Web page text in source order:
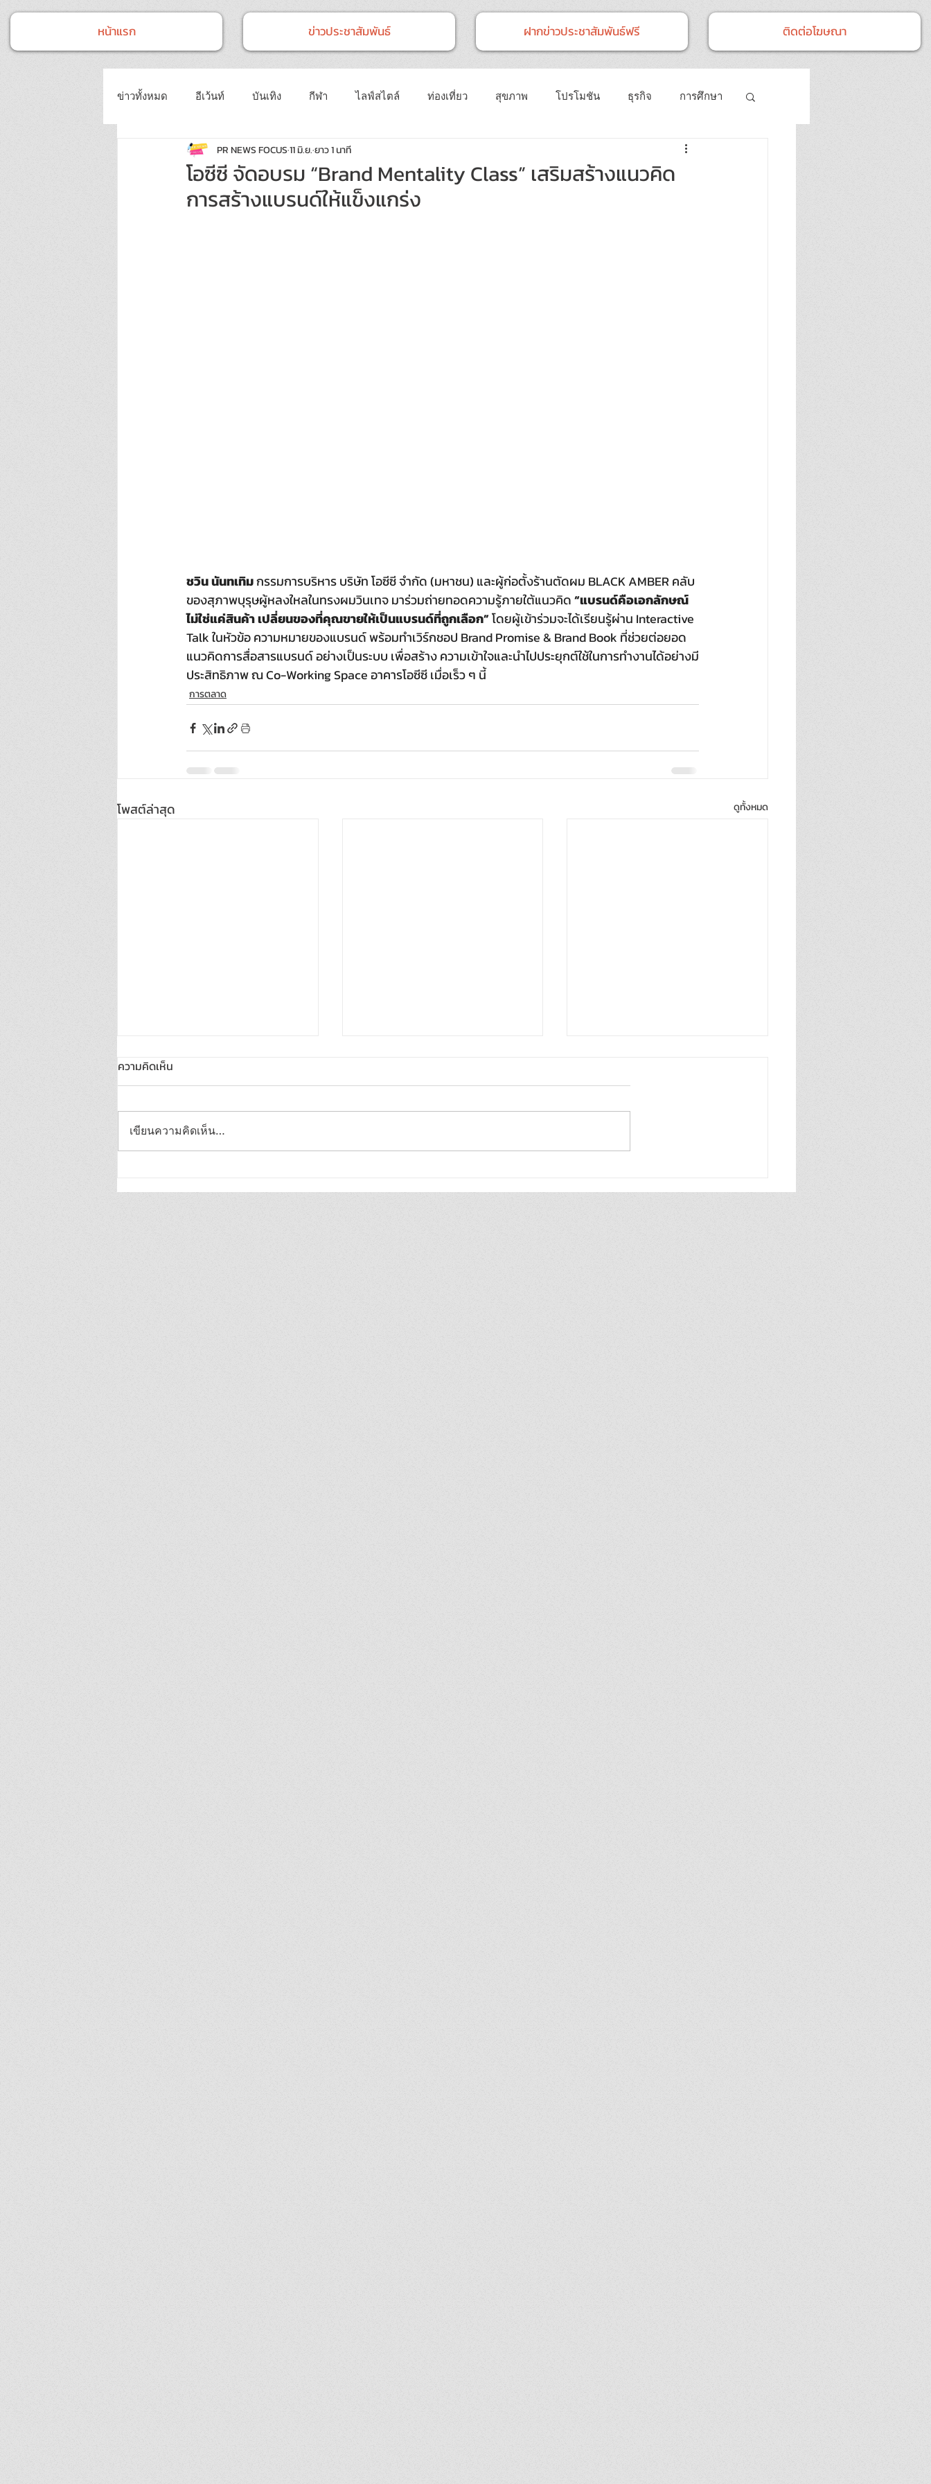
หน้าแรก ข่าวประชาสัมพันธ์ ฝากข่าวประชาสัมพันธ์ฟรี ติดต่อโฆษณา
ข่าวทั้งหมด อีเว้นท์ บันเทิง กีฬา ไลฟ์สไตล์ ท่องเที่ยว สุขภาพ โปรโมชัน ธุรกิจ การศึกษา
หน่วยงานราชการ ข่าวทั่วไป การตลาด ศิลปวัฒนธรรม
แฟชั่นและความงาม
โอซีซี จัดอบรม “Brand Mentality Class” เสริมสร้างแนวคิด
การสร้างแบรนด์ให้แข็งแกร่ง
PR NEWS FOCUS11 มิ.ย.ยาว 1 นาที
ชวิน นันทเทิม กรรมการบริหาร บริษัท โอซีซี จำกัด (มหาชน) และผู้ก่อตั้งร้านตัดผม BLACK AMBER คลับ
ของสุภาพบุรุษผู้หลงใหลในทรงผมวินเทจ มาร่วมถ่ายทอดความรู้ภายใต้แนวคิด “แบรนด์คือเอกลักษณ์
ไม่ใช่แค่สินค้า เปลี่ยนของที่คุณขายให้เป็นแบรนด์ที่ถูกเลือก” โดยผู้เข้าร่วมจะได้เรียนรู้ผ่าน Interactive
Talk ในหัวข้อ ความหมายของแบรนด์ พร้อมทำเวิร์กชอป Brand Promise & Brand Book ที่ช่วยต่อยอด
แนวคิดการสื่อสารแบรนด์ อย่างเป็นระบบ เพื่อสร้าง ความเข้าใจและนำไปประยุกต์ใช้ในการทำงานได้อย่างมี
ประสิทธิภาพ ณ Co-Working Space อาคารโอซีซี เมื่อเร็ว ๆ นี้
การตลาด
โพสต์ล่าสุด ดูทั้งหมด
มาตรฐานสูง ยกระดับผลผลิตและ
ในทิเบต สู่ฐานเกษตรสมัยใหม่
“Friend of AVATR” ร่วมสร้าง
ความคิดเห็น
เขียนความคิดเห็น…